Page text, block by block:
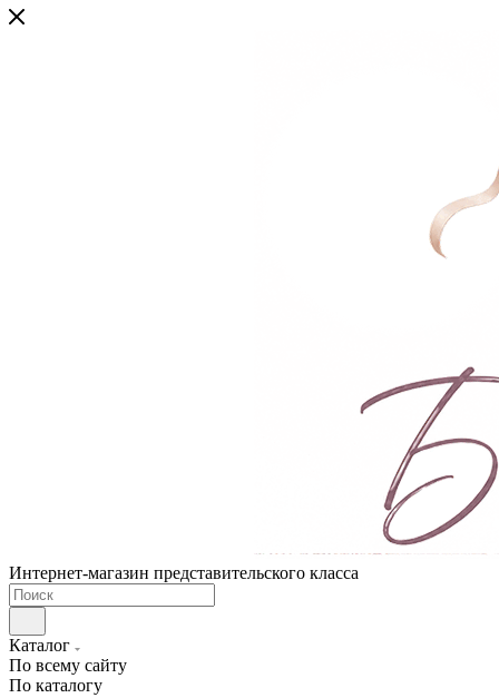
Интернет-магазин представительского класса
Каталог
По всему сайту
По каталогу